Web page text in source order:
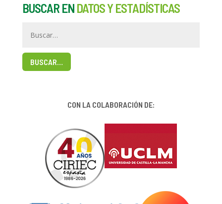
BUSCAR EN DATOS Y ESTADÍSTICAS
BUSCAR…
CON LA COLABORACIÓN DE: